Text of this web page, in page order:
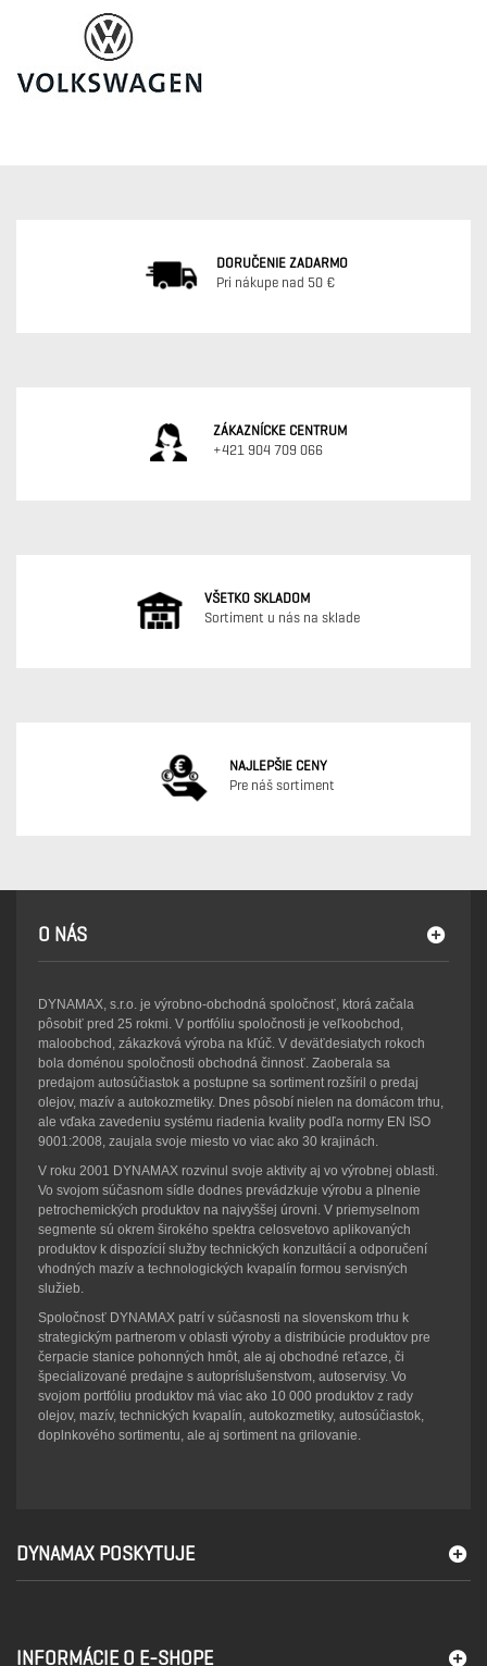
DORUČENIE ZADARMO
Pri nákupe nad 50 €
ZÁKAZNÍCKE CENTRUM
+421 904 709 066
VŠETKO SKLADOM
Sortiment u nás na sklade
NAJLEPŠIE CENY
Pre náš sortiment
O NÁS
DYNAMAX, s.r.o. je výrobno-obchodná spoločnosť, ktorá začala
pôsobiť pred 25 rokmi. V portfóliu spoločnosti je veľkoobchod,
maloobchod, zákazková výroba na kľúč. V deväťdesiatych rokoch
bola doménou spoločnosti obchodná činnosť. Zaoberala sa
predajom autosúčiastok a postupne sa sortiment rozšíril o predaj
olejov, mazív a autokozmetiky. Dnes pôsobí nielen na domácom trhu,
ale vďaka zavedeniu systému riadenia kvality podľa normy EN ISO
9001:2008, zaujala svoje miesto vo viac ako 30 krajinách.
V roku 2001 DYNAMAX rozvinul svoje aktivity aj vo výrobnej oblasti.
Vo svojom súčasnom sídle dodnes prevádzkuje výrobu a plnenie
petrochemických produktov na najvyššej úrovni. V priemyselnom
segmente sú okrem širokého spektra celosvetovo aplikovaných
produktov k dispozícií služby technických konzultácií a odporučení
vhodných mazív a technologických kvapalín formou servisných
služieb.
Spoločnosť DYNAMAX patrí v súčasnosti na slovenskom trhu k
strategickým partnerom v oblasti výroby a distribúcie produktov pre
čerpacie stanice pohonných hmôt, ale aj obchodné reťazce, či
špecializované predajne s autopríslušenstvom, autoservisy. Vo
svojom portfóliu produktov má viac ako 10 000 produktov z rady
olejov, mazív, technických kvapalín, autokozmetiky, autosúčiastok,
doplnkového sortimentu, ale aj sortiment na grilovanie.
DYNAMAX POSKYTUJE
INFORMÁCIE O E-SHOPE